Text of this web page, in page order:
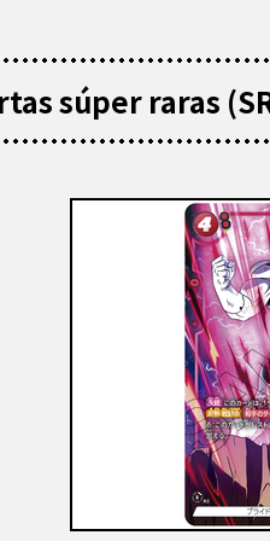
súper raras